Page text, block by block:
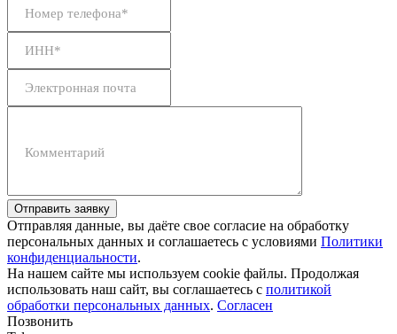
Номер телефона*
ИНН*
Электронная почта
Комментарий
Отправить заявку
Отправляя данные, вы даёте свое согласие на обработку
персональных данных и соглашаетесь с условиями Политики
конфиденциальности.
На нашем сайте мы используем cookie файлы. Продолжая
использовать наш сайт, вы соглашаетесь с политикой
обработки персональных данных. Согласен
Позвонить